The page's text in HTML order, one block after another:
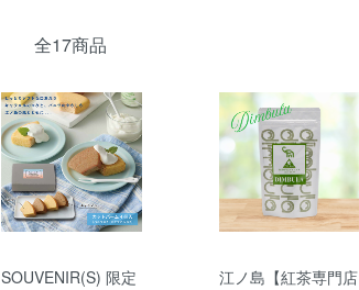
全17商品
SOUVENIR(S) 限定
江ノ島【紅茶専門店